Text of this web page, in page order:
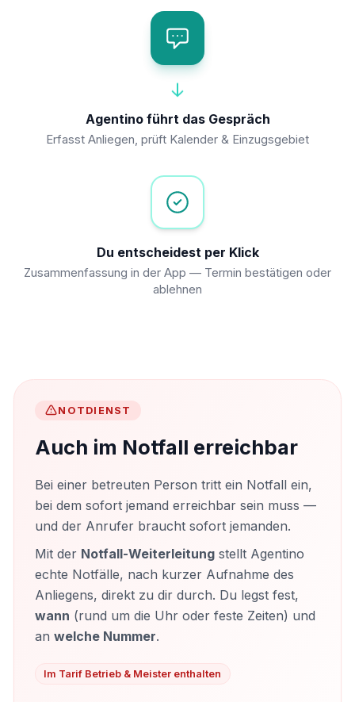
Agentino führt das Gespräch
Erfasst Anliegen, prüft Kalender & Einzugsgebiet
Du entscheidest per Klick
Zusammenfassung in der App — Termin bestätigen oder
ablehnen
NOTDIENST
Auch im Notfall erreichbar
Bei einer betreuten Person tritt ein Notfall ein,
bei dem sofort jemand erreichbar sein muss —
und der Anrufer braucht sofort jemanden.
Mit der Notfall-Weiterleitungstellt Agentino
echte Notfälle, nach kurzer Aufnahme des
Anliegens, direkt zu dir durch. Du legst fest,
wann (rund um die Uhr oder feste Zeiten) und
an welche Nummer.
Im Tarif Betrieb & Meister enthalten